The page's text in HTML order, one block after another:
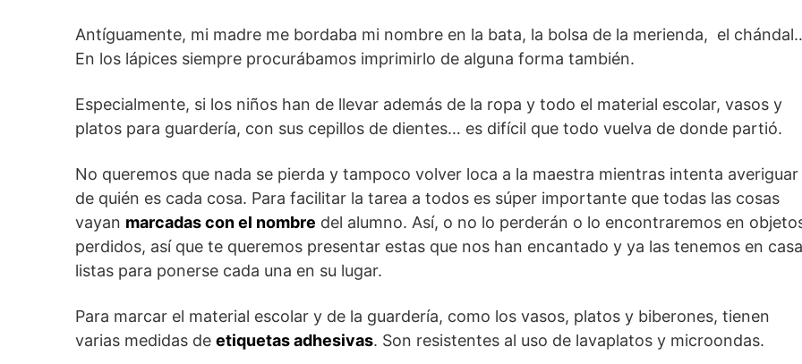
Antíguamente, mi madre me bordaba mi nombre en la bata, la bolsa de la merienda, el
En los lápices siempre procurábamos imprimirlo de alguna forma también.
Especialmente, si los niños han de llevar además de la ropa y todo el material escolar, vasos y
platos para guardería, con sus cepillos de dientes… es difícil que todo vuelva de donde partió.
No queremos que nada se pierda y tampoco volver loca a la maestra mientras intenta averiguar
de quién es cada cosa. Para facilitar la tarea a todos es súper importante que todas las cosas
vayan marcadas con el nombre del alumno. Así, o no lo perderán o lo encontraremos en
perdidos, así que te queremos presentar estas que nos han encantado y ya las tenemos en casa
listas para ponerse cada una en su lugar.
Para marcar el material escolar y de la guardería, como los vasos, platos y biberones, tienen
varias medidas de etiquetas adhesivas. Son resistentes al uso de lavaplatos y microondas.